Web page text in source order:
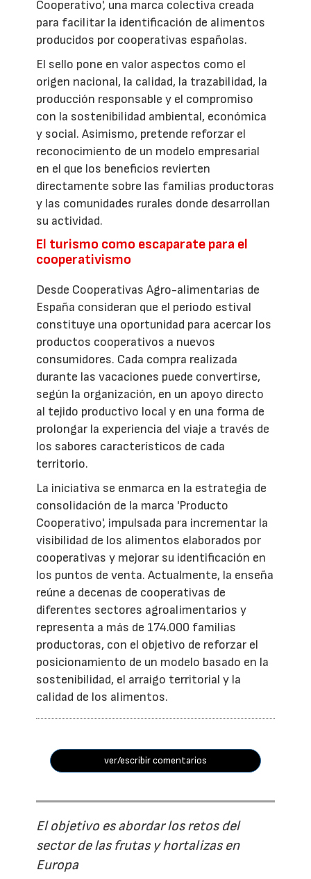
Cooperativo', una marca colectiva creada
para facilitar la identificación de alimentos
producidos por cooperativas españolas.
El sello pone en valor aspectos como el
origen nacional, la calidad, la trazabilidad, la
producción responsable y el compromiso
con la sostenibilidad ambiental, económica
y social. Asimismo, pretende reforzar el
reconocimiento de un modelo empresarial
en el que los beneficios revierten
directamente sobre las familias productoras
y las comunidades rurales donde desarrollan
su actividad.
El turismo como escaparate para el
cooperativismo
Desde Cooperativas Agro-alimentarias de
España consideran que el periodo estival
constituye una oportunidad para acercar los
productos cooperativos a nuevos
consumidores. Cada compra realizada
durante las vacaciones puede convertirse,
según la organización, en un apoyo directo
al tejido productivo local y en una forma de
prolongar la experiencia del viaje a través de
los sabores característicos de cada
territorio.
La iniciativa se enmarca en la estrategia de
consolidación de la marca 'Producto
Cooperativo', impulsada para incrementar la
visibilidad de los alimentos elaborados por
cooperativas y mejorar su identificación en
los puntos de venta. Actualmente, la enseña
reúne a decenas de cooperativas de
diferentes sectores agroalimentarios y
representa a más de 174.000 familias
productoras, con el objetivo de reforzar el
posicionamiento de un modelo basado en la
sostenibilidad, el arraigo territorial y la
calidad de los alimentos.
ver/escribir comentarios
El objetivo es abordar los retos del
sector de las frutas y hortalizas en
Europa